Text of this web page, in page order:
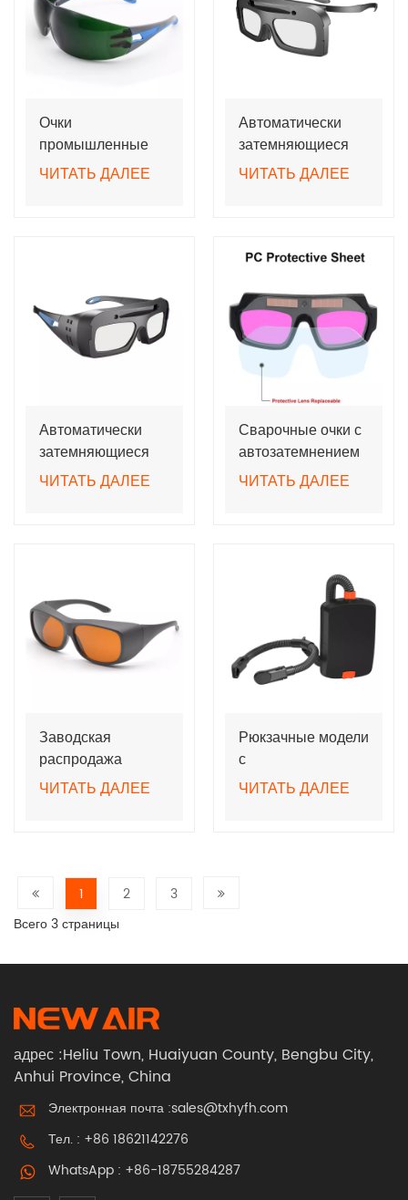
Очки
промышленные
защитные унисекс
с защитой глаз от
ЧИТАТЬ ДАЛЕЕ
Автоматически
затемняющиеся
сварочные очки с
линзами True
ЧИТАТЬ ДАЛЕЕ
Автоматически
затемняющиеся
сварочные очки с
линзами True
ЧИТАТЬ ДАЛЕЕ
Сварочные очки с
автозатемнением
True Color.
Средства
ЧИТАТЬ ДАЛЕЕ
Заводская
распродажа
лазерных
защитных очков
ЧИТАТЬ ДАЛЕЕ
Рюкзачные модели
с
электроприводом
и очисткой
ЧИТАТЬ ДАЛЕЕ
1 2
3
Всего 3 страницы
адрес :Heliu Town, Huaiyuan County, Bengbu City,
Anhui Province, China
Электронная почта :sales@txhyfh.com
Тел. : +86 18621142276
WhatsApp : +86-18755284287